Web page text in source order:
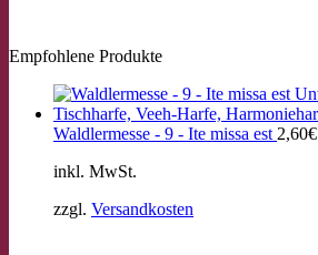
Empfohlene Produkte
Waldlermesse - 9 - Ite missa est 2,60€
inkl. MwSt.
zzgl. Versandkosten